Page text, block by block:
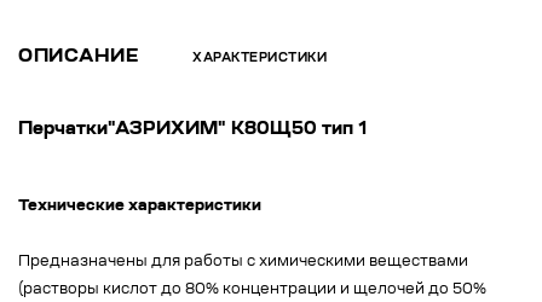
ОПИСАНИЕ ХАРАКТЕРИСТИКИ
Перчатки"АЗРИХИМ" К80Щ50 тип 1
Технические характеристики
Предназначены для работы с химическими веществами
(растворы кислот до 80% концентрации и щелочей до 50%